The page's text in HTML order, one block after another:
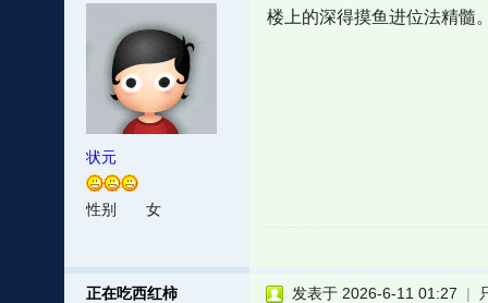
状元
性别 女
楼上的深得摸鱼进位法精髓
正在吃西红柿 发表于 2026-6-11 01:27 |